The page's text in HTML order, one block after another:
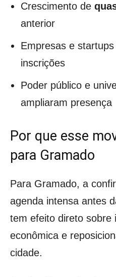
Crescimento de
anterior
Empresas e
inscrições
Poder público e
ampliaram presença
Por que esse
para Gramado
Para Gramado, a
agenda intensa antes
tem efeito direto sobre
econômica e
cidade.